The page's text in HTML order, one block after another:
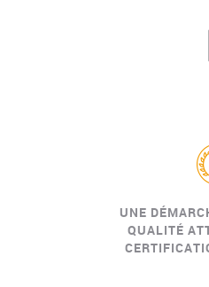
UNE
QUALITÉ